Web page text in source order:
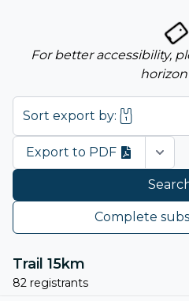
For better accessibility,
Complete
Export to PDF Open
Sort export by:
Trail 15km
82 registrants